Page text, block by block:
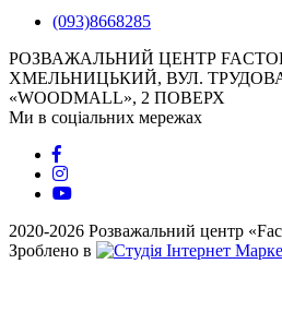
(093)8668285
РОЗВАЖАЛЬНИЙ ЦЕНТР
ХМЕЛЬНИЦЬКИЙ, ВУЛ.
«WOODMALL», 2 ПОВЕРХ
Ми в соціальних мережах
2020-2026 Розважальний центр
Зроблено в